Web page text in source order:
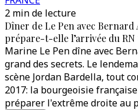
2 min de lecture
Dîner de Le Pen avec
prépare-t-elle l’arrivée du RN
Marine Le Pen dîne avec
grand des secrets. Le
scène Jordan Bardella, tout
2017: la bourgeoisie
préparer l'extrême droite au